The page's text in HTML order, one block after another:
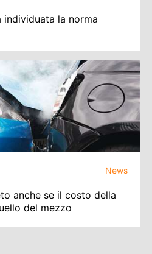
individuata la norma
News
anche se il costo della
del mezzo